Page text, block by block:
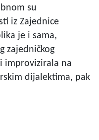
su
iz Zajednice
je i sama,
zajedničkog
improvizirala na
dijalektima, pak